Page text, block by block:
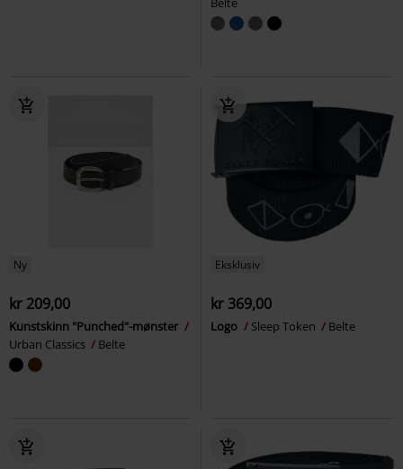
Ny
kr 209,00
Kunstskinn "Punched"-mønster
Urban Classics
Belte
Eksklusiv
kr 369,00
Logo Sleep Token Belte